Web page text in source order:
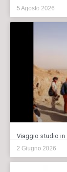
5 Agosto 2026
Viaggio studio in
2 Giugno 2026